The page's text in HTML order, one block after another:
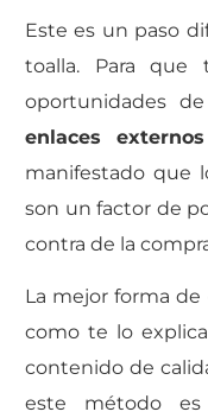
Este es un paso
toalla. Para que
oportunidades
enlaces externos
manifestado que
son un factor de
contra de la
La mejor forma
como te lo
contenido de
este método